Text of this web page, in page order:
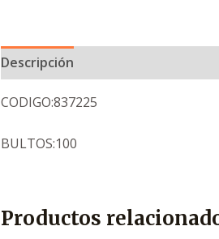
Descripción
CODIGO:837225
BULTOS:100
Productos